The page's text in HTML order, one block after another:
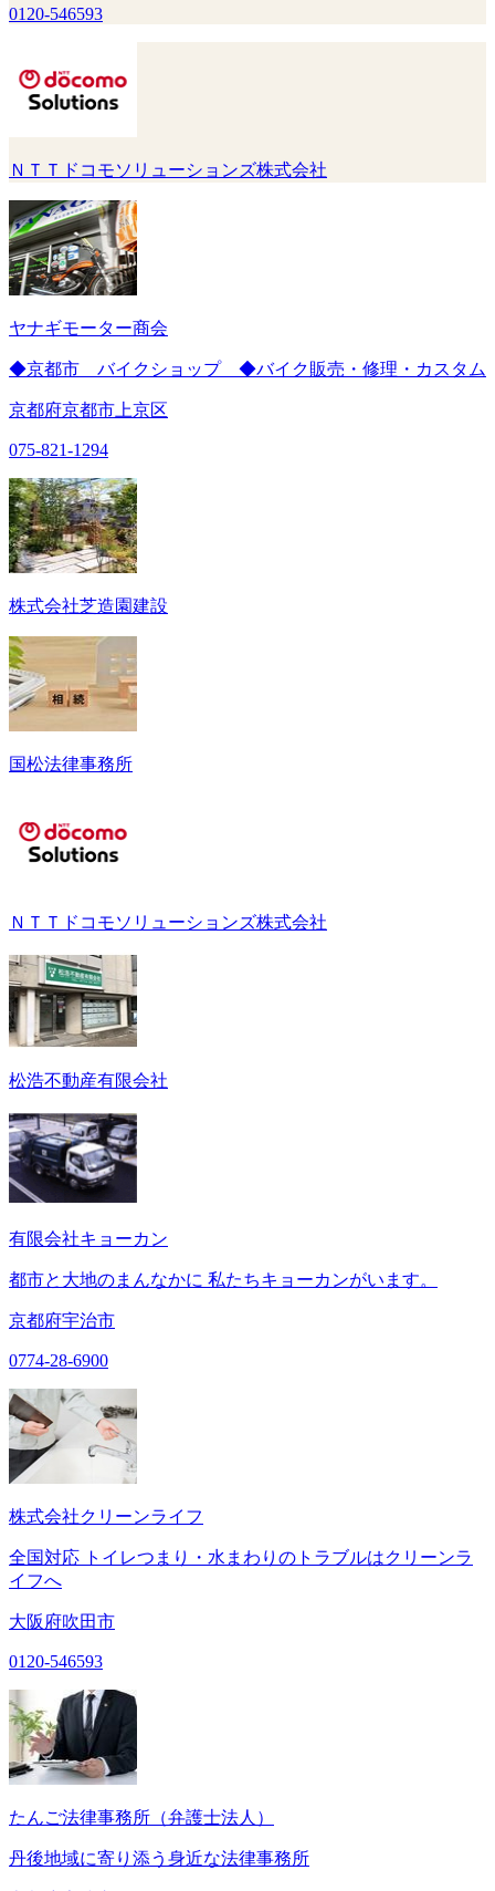
0120-546593
ＮＴＴドコモソリューションズ株式会社
ヤナギモーター商会
◆京都市 バイクショップ ◆バイク販売・修理・カスタム
京都府京都市上京区
075-821-1294
株式会社芝造園建設
国松法律事務所
ＮＴＴドコモソリューションズ株式会社
松浩不動産有限会社
有限会社キョーカン
都市と大地のまんなかに 私たちキョーカンがいます。
京都府宇治市
0774-28-6900
株式会社クリーンライフ
全国対応 トイレつまり・水まわりのトラブルはクリーンラ
イフへ
大阪府吹田市
0120-546593
たんご法律事務所（弁護士法人）
丹後地域に寄り添う身近な法律事務所